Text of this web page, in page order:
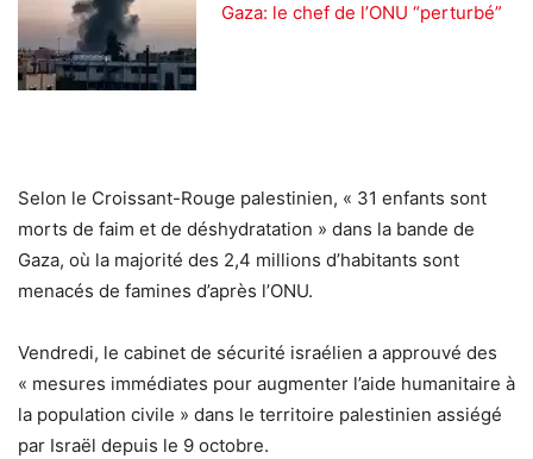
Gaza: le chef de l’ONU “perturbé”
Selon le Croissant-Rouge palestinien, « 31 enfants sont
morts de faim et de déshydratation » dans la bande de
Gaza, où la majorité des 2,4 millions d’habitants sont
menacés de famines d’après l’ONU.
Vendredi, le cabinet de sécurité israélien a approuvé des
« mesures immédiates pour augmenter l’aide humanitaire à
la population civile » dans le territoire palestinien assiégé
par Israël depuis le 9 octobre.